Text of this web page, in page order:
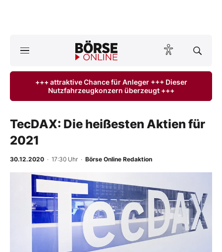
ktuelle Ausgabe BÖRSE ONLINE lesen
Anlageprodukte
Finanz-Check
BO-Musterdepots
Experten
Mein B:O
+++ attraktive Chance für Anleger +++ Dieser
Nutzfahrzeugkonzern überzeugt +++
TecDAX: Die heißesten Aktien für
2021
30.12.2020 · 17:30 Uhr · Börse Online Redaktion